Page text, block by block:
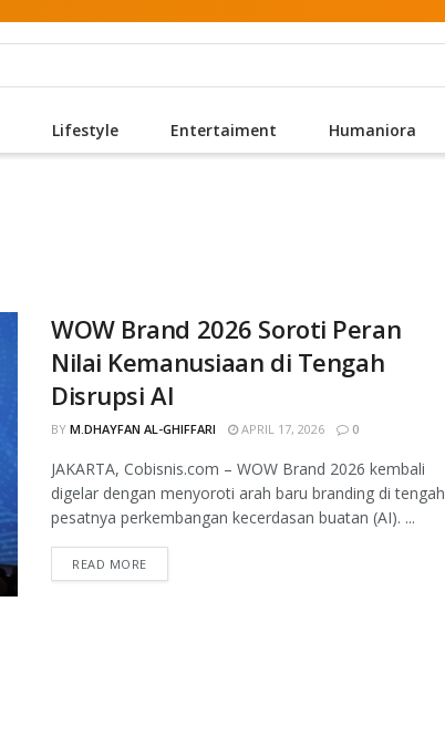
Lifestyle Entertaiment Humaniora
WOW Brand 2026 Soroti Peran
Nilai Kemanusiaan di Tengah
Disrupsi AI
BY M.DHAYFAN AL-GHIFFARI APRIL 17, 2026 0
JAKARTA, Cobisnis.com – WOW Brand 2026 kembali
digelar dengan menyoroti arah baru branding di tengah
pesatnya perkembangan kecerdasan buatan (AI). ...
READ MORE